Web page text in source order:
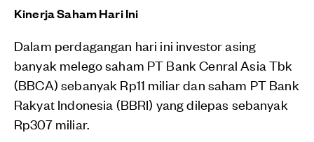
Kinerja Saham Hari Ini
Dalam perdagangan hari ini investor asing
banyak melego saham PT Bank Cenral Asia Tbk
(BBCA) sebanyak Rp11 miliar dan saham PT Bank
Rakyat Indonesia (BBRI) yang dilepas sebanyak
Rp307 miliar.